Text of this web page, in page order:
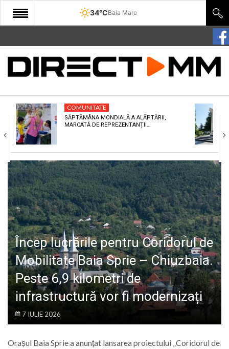
34°CBaia Mare
START
COMUNITATE
CULTURA
ECONOMIE
SANATATE
SPORT
SPECIAL
POLITIC
LIFE
COMUNITATE
SĂPTĂMÂNA MONDIALĂ A ALĂPTĂRII,
MARCATĂ DE REPREZENTANȚII…
Încep lucrările pentru Coridorul de
Mobilitate Baia Sprie – Chiuzbaia.
Peste 6,9 kilometri de
infrastructură vor fi modernizați
7 IULIE 2026
Orașul Baia Sprie a anunțat lansarea proiectului „Coridorul de